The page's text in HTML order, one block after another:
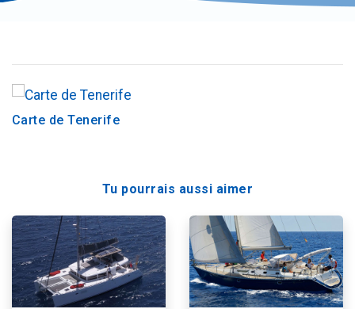
Carte de Tenerife
Tu pourrais aussi aimer